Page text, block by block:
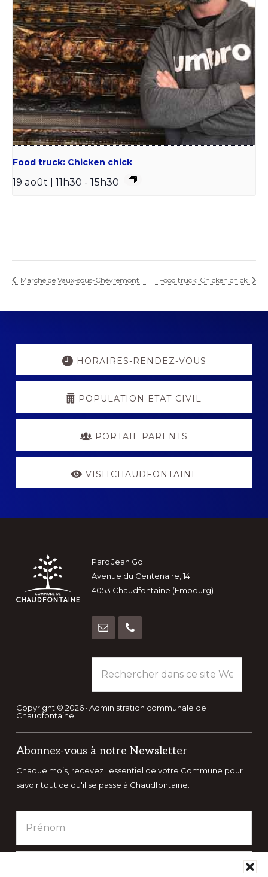
Food truck: Chicken chick
19 août | 11h30 - 15h30
Marché de Vaux-sous-Chèvremont Food truck: Chicken chick
Explore
HORAIRES-RENDEZ-VOUS
POPULATION ETAT-CIVIL
PORTAIL PARENTS
VISITCHAUDFONTAINE
Footer
Parc Jean Gol
Avenue du Centenaire, 14
4053 Chaudfontaine (Embourg)
dans
ce
site
Copyright © 2026 · Administration communale de
Chaudfontaine
Abonnez-vous à notre Newsletter
Chaque mois, recevez l'essentiel de votre Commune pour
savoir tout ce qu'il se passe à Chaudfontaine.